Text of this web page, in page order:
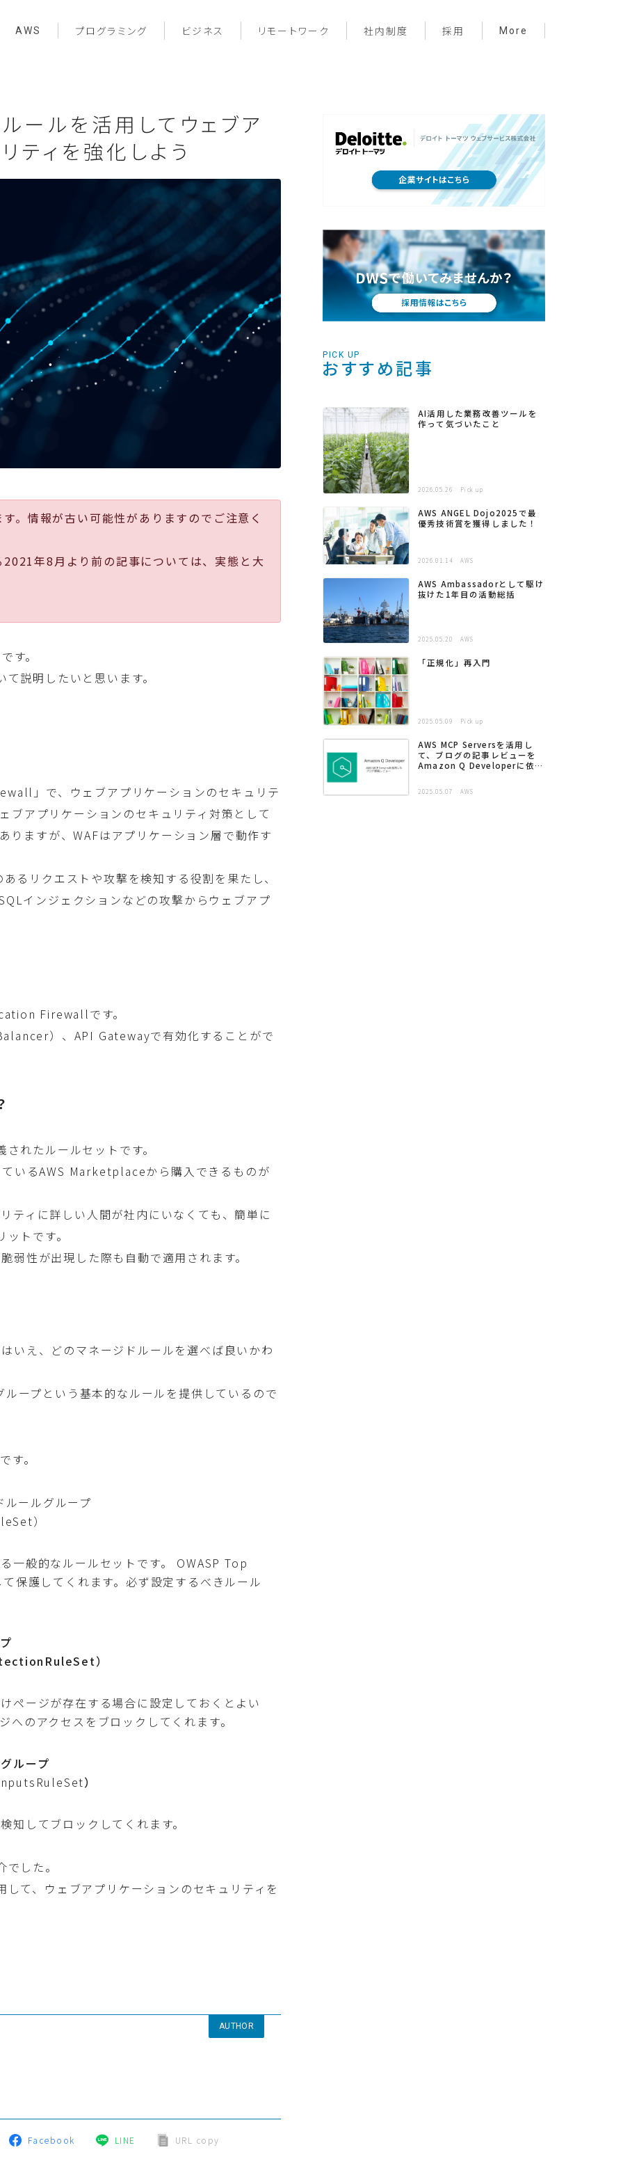
AWS プログラミング ビジネス リモートワーク 社内制度 採用 More
サーバーレス
プライベート
メンバー紹介
ールを活用してウェブア
ティを強化しよう
。情報が古い可能性がありますのでご注意く
年8月より前の記事については、実態と大
す。
説明したいと思います。
」で、ウェブアプリケーションのセキュリテ
ブアプリケーションのセキュリティ対策として
ますが、WAFはアプリケーション層で動作す
るリクエストや攻撃を検知する役割を果たし、
インジェクションなどの攻撃からウェブアプ
Firewallです。
）、API Gatewayで有効化することがで
れたルールセットです。
いるAWS Marketplaceから購入できるものが
ティに詳しい人間が社内にいなくても、簡単に
トです。
弱性が出現した際も自動で適用されます。
いえ、どのマネージドルールを選べば良いかわ
ープという基本的なルールを提供しているので
す。
ールグループ
）
一般的なルールセットです。 OWASP Top
保護してくれます。必ず設定するべきルール
）
ページが存在する場合に設定しておくとよい
のアクセスをブロックしてくれます。
ループ
）
知してブロックしてくれます。
した。
て、ウェブアプリケーションのセキュリティを
AUTHOR
Facebook LINE URL copy
PICK UP
おすすめ記事
AI活用した業務改善ツールを
作って気づいたこと
2026.05.26 Pick up
AWS ANGEL Dojo2025で最
優秀技術賞を獲得しました！
2026.01.14 AWS
AWS Ambassadorとして駆け
抜けた1年目の活動総括
2025.05.20 AWS
「正規化」再入門
2025.05.09 Pick up
AWS MCP Serversを活用し
て、ブログの記事レビューを
Amazon Q Developerに依頼
2025.05.07 AWS